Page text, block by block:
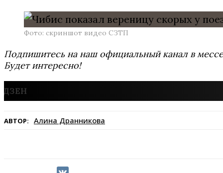
Фото: скриншот видео СЗТП
Подпишитесь на наш официальный канал в
Будет интересно!
АВТОР: Алина Дранникова